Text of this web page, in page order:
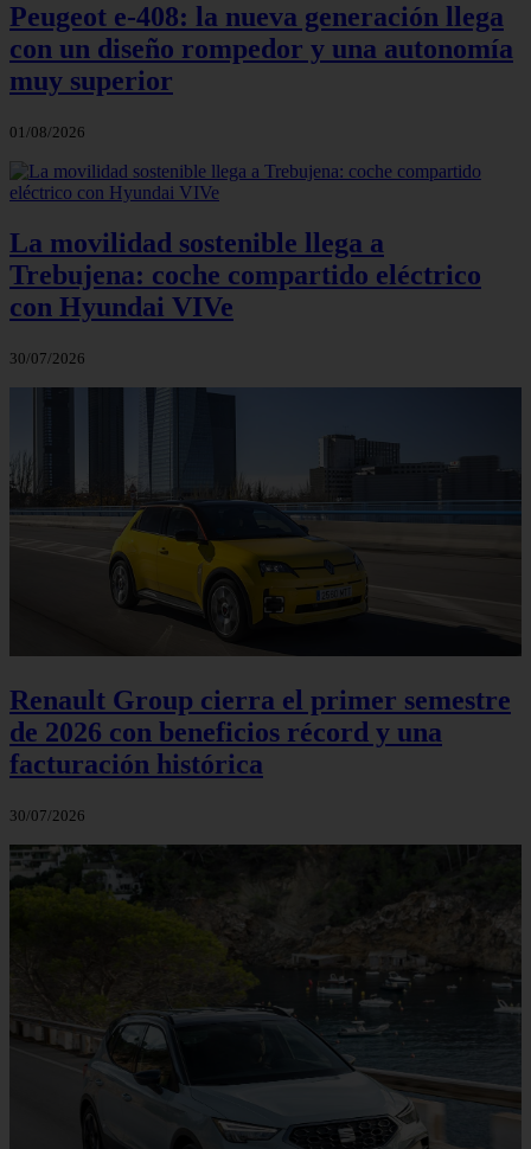
Peugeot e-408: la nueva generación llega
con un diseño rompedor y una autonomía
muy superior
01/08/2026
La movilidad sostenible llega a
Trebujena: coche compartido eléctrico
con Hyundai VIVe
30/07/2026
Renault Group cierra el primer semestre
de 2026 con beneficios récord y una
facturación histórica
30/07/2026